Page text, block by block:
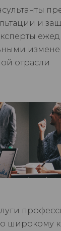
и
отрасли
широкому